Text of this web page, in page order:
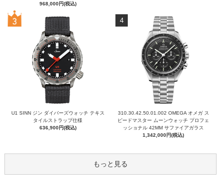
968,000円(税込)
U1 SINN ジン ダイバーズウォッチ テキス
タイルストラップ仕様
636,900円(税込)
4
310.30.42.50.01.002 OMEGA オメガ ス
ピードマスター ムーンウォッチ プロフェ
ッショナル 42MM サファイアガラス
1,342,000円(税込)
もっと見る